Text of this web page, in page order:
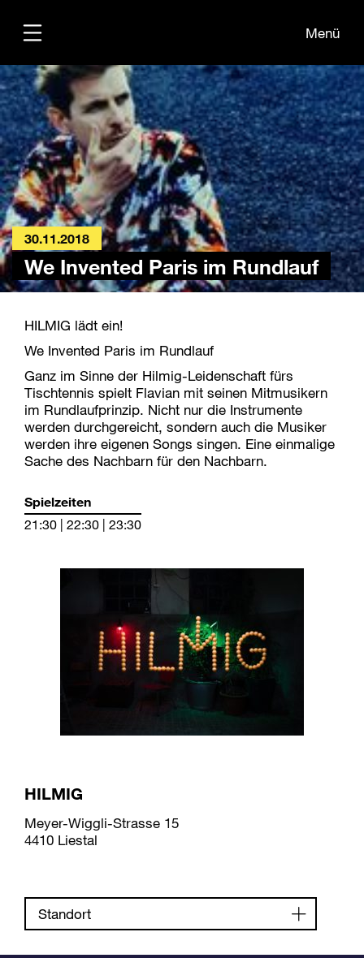
Übersicht
Informationen
Kontakt
Menü
30.11.2018
We Invented Paris im Rundlauf
HILMIG lädt ein!
We Invented Paris im Rundlauf
Ganz im Sinne der Hilmig-Leidenschaft fürs
Tischtennis spielt Flavian mit seinen Mitmusikern
im Rundlaufprinzip. Nicht nur die Instrumente
werden durchgereicht, sondern auch die Musiker
werden ihre eigenen Songs singen. Eine einmalige
Sache des Nachbarn für den Nachbarn.
Spielzeiten
21:30 | 22:30 | 23:30
HILMIG
Meyer-Wiggli-Strasse 15
4410 Liestal
Standort